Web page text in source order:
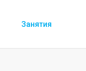
Занятия